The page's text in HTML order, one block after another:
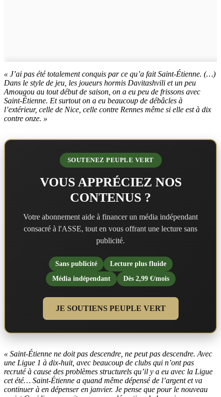
« J’ai pas été totalement conquis par ce qu’a fait Saint-Étienne. (…)
Dans le style de jeu, les joueurs hormis Davitashvili et un peu
Amougou au tout début de saison, on a eu peu de frissons avec
Saint-Étienne. Et surtout on a eu beaucoup de débâcles à
l’extérieur, celle de Nice, celle contre Rennes même si elle est à dix
contre onze. »
SOUTENEZ PEUPLE VERT
VOUS APPRÉCIEZ NOS
CONTENUS ?
Votre abonnement aide à financer un média indépendant
consacré à l'ASSE, tout en vous offrant une lecture sans
publicité.
Sans publicité
Lecture plus fluide
Média indépendant
Dès 2,99 €/mois
JE SOUTIENS PEUPLE VERT
« Saint-Étienne ne doit pas descendre, ne peut pas descendre. Avec
une Ligue 1 à dix-huit, avec beaucoup de clubs qui n’ont pas
recruté à cause des problèmes structurels qu’il y a eu avec la Ligue
cet été… Saint-Étienne a quand même dépensé de l’argent et va
continuer à en dépenser en janvier. Je pense que pour le nouveau